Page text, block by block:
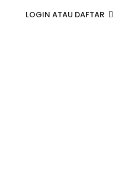
LOGIN ATAU DAFTAR